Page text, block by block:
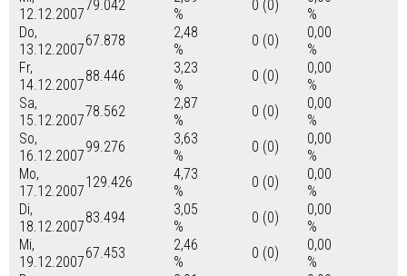
12.12.2007
79.042
%
0 (0)
%
Do,
13.12.2007
67.878
2,48
%
0 (0)
0,00
%
Fr,
14.12.2007
88.446
3,23
%
0 (0)
0,00
%
Sa,
15.12.2007
78.562
2,87
%
0 (0)
0,00
%
So,
16.12.2007
99.276
3,63
%
0 (0)
0,00
%
Mo,
17.12.2007
129.426
4,73
%
0 (0)
0,00
%
Di,
18.12.2007
83.494
3,05
%
0 (0)
0,00
%
Mi,
19.12.2007
67.453
2,46
%
0 (0)
0,00
%